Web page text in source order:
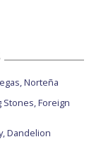
Norteña
Stones, Foreign
Dandelion